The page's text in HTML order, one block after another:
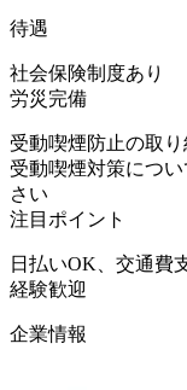
待遇
社会保険制度あり
労災完備
受動喫煙防止の取り
受動喫煙対策につ
さい
注目ポイント
日払いOK、交通費
経験歓迎
企業情報